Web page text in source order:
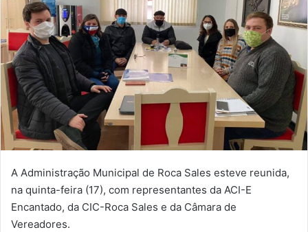
A Administração Municipal de Roca Sales esteve reunida,
na quinta-feira (17), com representantes da ACI-E
Encantado, da CIC-Roca Sales e da Câmara de
Vereadores.